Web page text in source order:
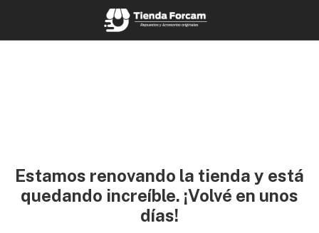
Estamos renovando la tienda y está
quedando increíble. ¡Volvé en unos
días!